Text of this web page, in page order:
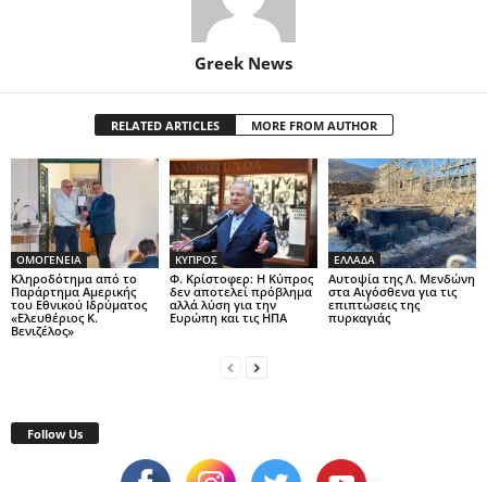
Greek News
RELATED ARTICLES MORE FROM AUTHOR
ΟΜΟΓΕΝΕΙΑ
Κληροδότημα από το
Παράρτημα Αμερικής
του Εθνικού Ιδρύματος
«Ελευθέριος Κ.
Βενιζέλος»
ΚΥΠΡΟΣ
Φ. Κρίστοφερ: Η Κύπρος
δεν αποτελεί πρόβλημα
αλλά λύση για την
Ευρώπη και τις ΗΠΑ
ΕΛΛΑΔΑ
Αυτοψία της Λ. Μενδώνη
στα Αιγόσθενα για τις
επιπτώσεις της
πυρκαγιάς
Follow Us